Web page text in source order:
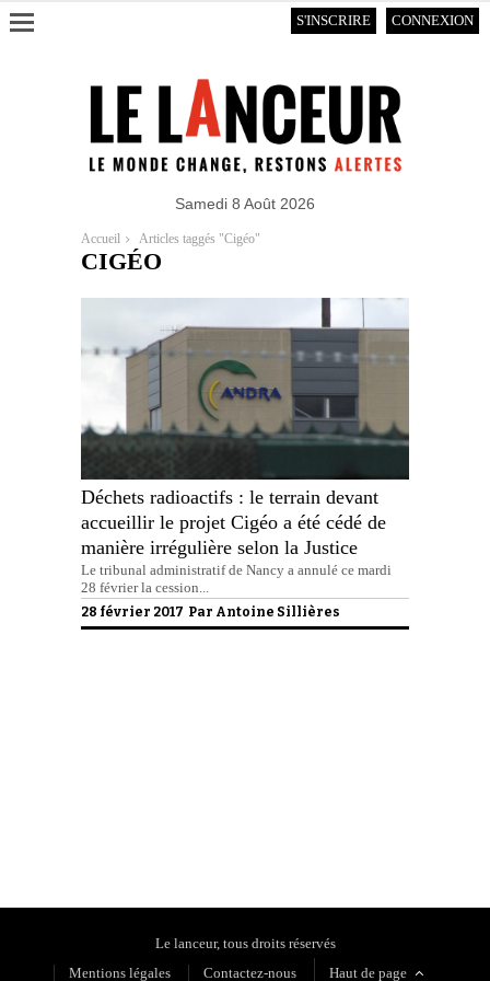
S'INSCRIRE CONNEXION
Samedi 8 Août 2026
Accueil Articles taggés "Cigéo"
CIGÉO
Déchets radioactifs : le terrain devant
accueillir le projet Cigéo a été cédé de
manière irrégulière selon la Justice
Le tribunal administratif de Nancy a annulé ce mardi
28 février la cession...
28 février 2017 Par Antoine Sillières
Le lanceur, tous droits réservés
Mentions légales
Contactez-nous Haut de page